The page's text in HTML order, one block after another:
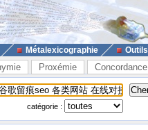
Métalexicographie Outils
Proxémie Concordance
catégorie :